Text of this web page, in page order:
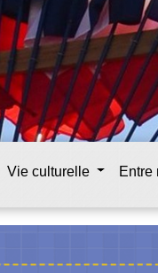
Vie culturelle Entre